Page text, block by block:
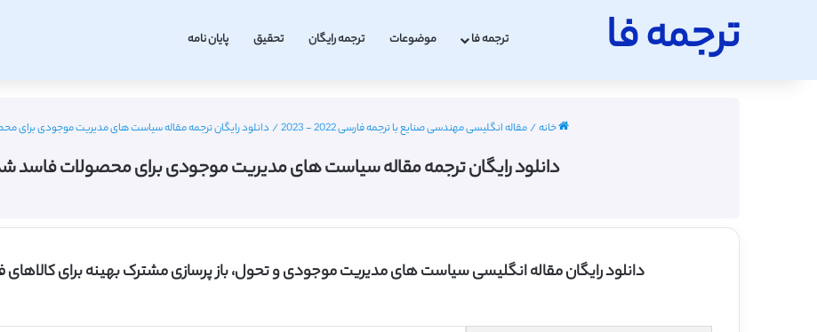
ترجمه فا ترجمه فا موضوعات ترجمه رایگان تحقیق پایان نامه
خانه/مقاله انگلیسی مهندسی صنایع با ترجمه فارسی 2022 - 2023 / دانلود رایگان ترجمه مقاله سیاست های مدیریت موجودی برای
دانلود رایگان ترجمه مقاله سیاست های مدیریت موجودی برای محصولات فاسد شدنی –
دانلود رایگان مقاله انگلیسی سیاست های مدیریت موجودی و تحول، باز پرسازی مشترک بهینه برای